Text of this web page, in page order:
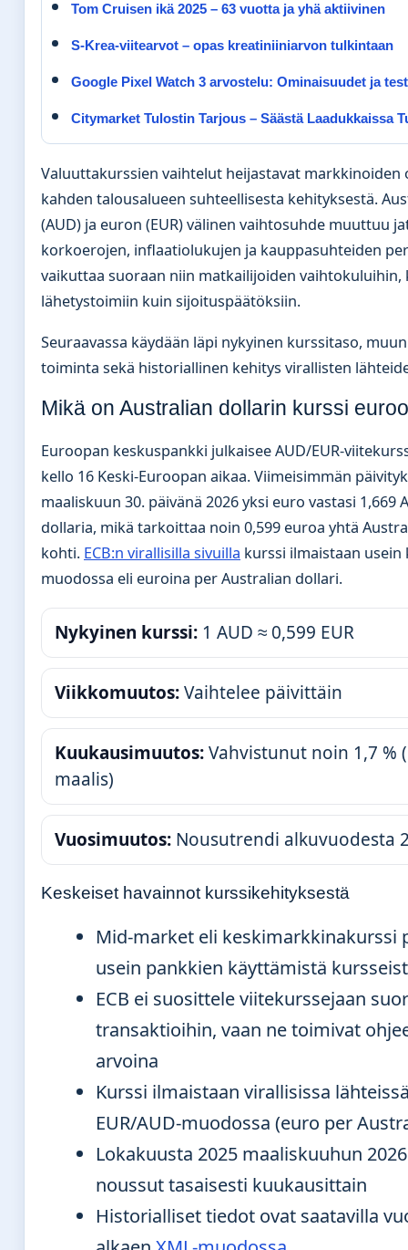
Tom Cruisen ikä 2025 – 63 vuotta ja yhä aktiivinen
S-Krea-viitearvot – opas kreatiniiniarvon tulkintaan
Google Pixel Watch 3 arvostelu: Ominaisuudet ja
Citymarket Tulostin Tarjous – Säästä Laadukkaissa
Valuuttakurssien vaihtelut heijastavat markkinoiden
kahden talousalueen suhteellisesta kehityksestä.
(AUD) ja euron (EUR) välinen vaihtosuhde muuttuu
korkoerojen, inflaatiolukujen ja kauppasuhteiden
vaikuttaa suoraan niin matkailijoiden vaihtokuluihin,
lähetystoimiin kuin sijoituspäätöksiin.
Seuraavassa käydään läpi nykyinen kurssitaso,
toiminta sekä historiallinen kehitys virallisten
Mikä on Australian dollarin kurssi
Euroopan keskuspankki julkaisee AUD/EUR-
kello 16 Keski-Euroopan aikaa. Viimeisimmän
maaliskuun 30. päivänä 2026 yksi euro vastasi 1,669
dollaria, mikä tarkoittaa noin 0,599 euroa yhtä
kohti. ECB:n virallisilla sivuilla kurssi ilmaistaan usein
muodossa eli euroina per Australian dollari.
Nykyinen kurssi:1 AUD ≈ 0,599 EUR
Viikkomuutos:Vaihtelee päivittäin
Kuukausimuutos:Vahvistunut noin 1,7 %
maalis)
Vuosimuutos:Nousutrendi alkuvuodesta
Keskeiset havainnot kurssikehityksestä
Mid-market eli keskimarkkinakurssi
usein pankkien käyttämistä
ECB ei suosittele viitekurssejaan
transaktioihin, vaan ne toimivat
arvoina
Kurssi ilmaistaan virallisissa
EUR/AUD-muodossa (euro per
Lokakuusta 2025 maaliskuuhun
noussut tasaisesti kuukausittain
Historialliset tiedot ovat saatavilla